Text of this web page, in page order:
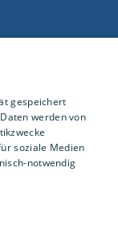
gespeichert
werden von
soziale Medien
notwendig